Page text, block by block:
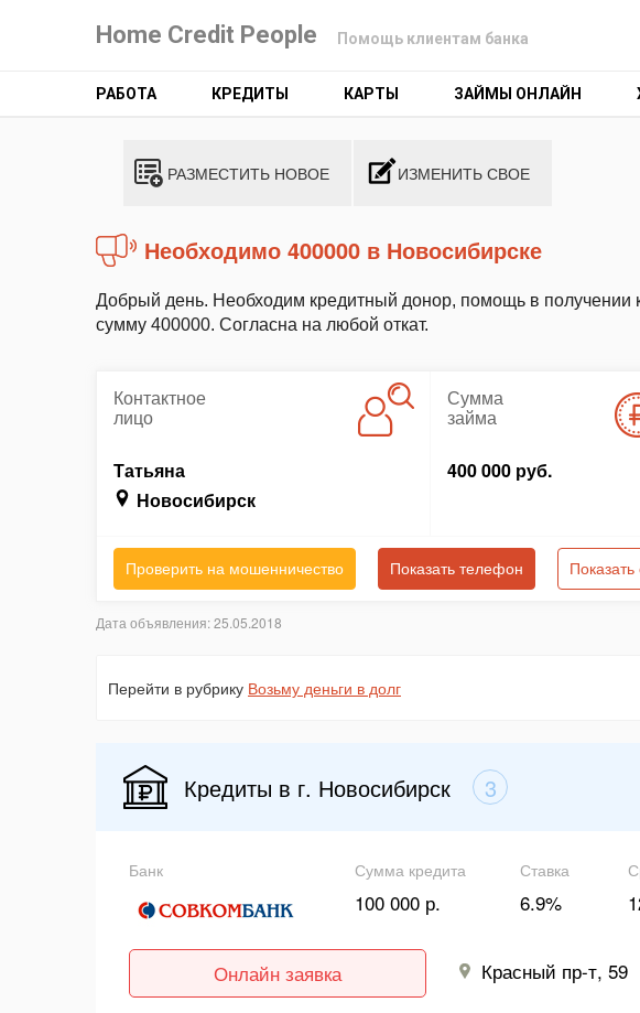
Home Credit People Помощь клиентам банка
РАБОТА КРЕДИТЫ КАРТЫ ЗАЙМЫ ОНЛАЙН
РАЗМЕСТИТЬ НОВОЕ ИЗМЕНИТЬ СВОЕ
Необходимо 400000 в Новосибирске
Добрый день. Необходим кредитный донор, помощь в получении
сумму 400000. Согласна на любой откат.
Контактное
лицо
Татьяна
Новосибирск
Сумма
займа
400 000 руб.
Проверить на мошенничество Показать телефон
Дата объявления: 25.05.2018
Перейти в рубрику Возьму деньги в долг
Кредиты в г. Новосибирск 3
Банк Сумма кредита
100 000 р.
Ставка
6.9%
Онлайн заявка Красный пр-т, 59